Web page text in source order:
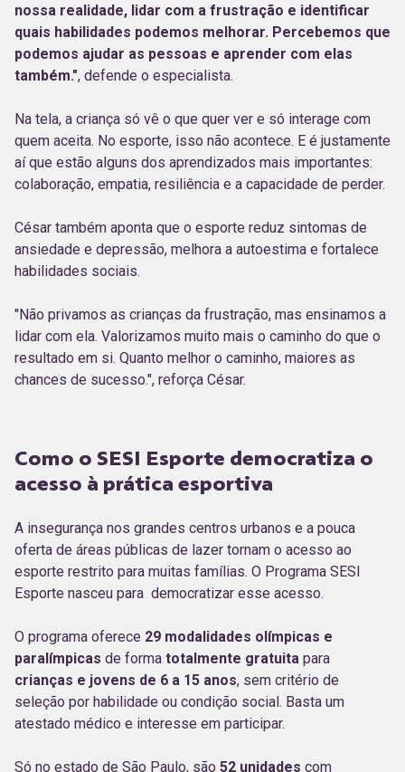
nossa realidade, lidar com a frustração e identificar
quais habilidades podemos melhorar. Percebemos que
podemos ajudar as pessoas e aprender com elas
também.", defende o especialista.
Na tela, a criança só vê o que quer ver e só interage com
quem aceita. No esporte, isso não acontece. E é justamente
aí que estão alguns dos aprendizados mais importantes:
colaboração, empatia, resiliência e a capacidade de perder.
César também aponta que o esporte reduz sintomas de
ansiedade e depressão, melhora a autoestima e fortalece
habilidades sociais.
"Não privamos as crianças da frustração, mas ensinamos a
lidar com ela. Valorizamos muito mais o caminho do que o
resultado em si. Quanto melhor o caminho, maiores as
chances de sucesso.", reforça César.
Como o SESI Esporte democratiza o
acesso à prática esportiva
A insegurança nos grandes centros urbanos e a pouca
oferta de áreas públicas de lazer tornam o acesso ao
esporte restrito para muitas famílias. O Programa SESI
Esporte nasceu para democratizar esse acesso.
O programa oferece 29 modalidades olímpicas e
paralímpicas de forma totalmente gratuita para
crianças e jovens de 6 a 15 anos, sem critério de
seleção por habilidade ou condição social. Basta um
atestado médico e interesse em participar.
Só no estado de São Paulo, são 52 unidades com